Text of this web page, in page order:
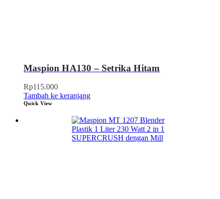
Maspion HA130 – Setrika Hitam
Rp115.000
Tambah ke keranjang
Quick View